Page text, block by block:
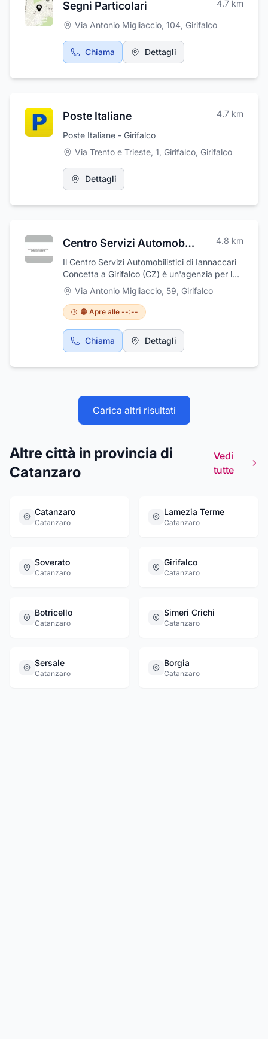
Segni Particolari 4.7 km
Via Antonio Migliaccio, 104, Girifalco
Chiama Dettagli
Poste Italiane 4.7 km
Poste Italiane - Girifalco
Via Trento e Trieste, 1, Girifalco, Girifalco
Dettagli
Centro Servizi Automobilistici 4.8 km
Il Centro Servizi Automobilistici di Iannaccari
Concetta a Girifalco (CZ) è un'agenzia per le
pratiche automobilistiche con
specializzazione inelle immatricolazioni dei
veicoli esteri, certificati, dulpicati,
trasferimenti di proprietà, rinnovo patenti,
porto d'armi e si occupa anche si certificati
nautici.
Via Antonio Migliaccio, 59, Girifalco
🟠 Apre alle --:--
Chiama Dettagli
Carica altri risultati
Altre città in provincia di
Catanzaro
Vedi
tutte
Catanzaro
Catanzaro
Lamezia Terme
Catanzaro
Soverato
Catanzaro
Girifalco
Catanzaro
Botricello
Catanzaro
Simeri Crichi
Catanzaro
Sersale
Catanzaro
Borgia
Catanzaro